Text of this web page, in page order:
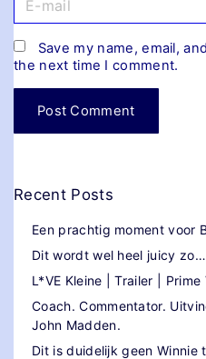
-
m
a
i
Save my name, email,
the next time I comment.
Recent Posts
Een prachtig moment voor
Dit wordt wel heel juicy zo…
L*VE Kleine | Trailer | Prime
Coach. Commentator.
John Madden.
Dit is duidelijk geen Winnie